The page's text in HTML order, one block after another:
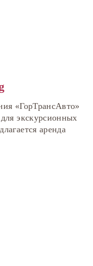
«ГорТрансАвто»
экскурсионных
аренда